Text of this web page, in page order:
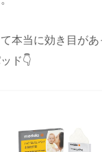
本当に効き目が
ド👇